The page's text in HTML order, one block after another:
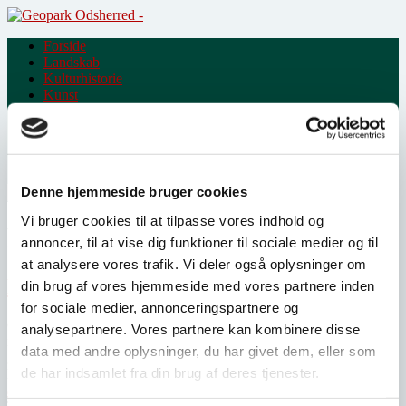
Denne hjemmeside bruger cookies
Vi bruger cookies til at tilpasse vores indhold og
annoncer, til at vise dig funktioner til sociale medier og til
at analysere vores trafik. Vi deler også oplysninger om
din brug af vores hjemmeside med vores partnere inden
for sociale medier, annonceringspartnere og
analysepartnere. Vores partnere kan kombinere disse
data med andre oplysninger, du har givet dem, eller som
de har indsamlet fra din brug af deres tjenester.
Skip
contentForside
Landskab
Kulturhistorie
Kunst
Projekter
Måned:april 2021
Nyt bookazine: Livet i Odsherred
Geopark Odsherred har udgivet et nyt bookazine på 132 sider med
inspiration til at opleve naturen, kulturen, kunsten og de mange
gastro-eventyr, der venter i Danmarks første UNESCO-geopark.
Du kan hente et trykt eksemplar hos Feriepartner Odsherred i